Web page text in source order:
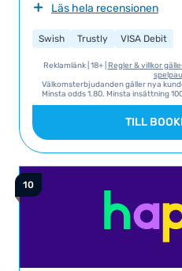
Läs hela recensionen
Swish Trustly VISA Debit
Reklamlänk | 18+ | Regler & villkor
Välkomsterbjudanden gäller nya
Minsta odds 1.80. Minsta insättning
inom 60 dagar från aktivering och
insättningsbonus + 350 freespins på
omgångar med 25 snurr vardera
tillgänglighet. Vinster från
TILL